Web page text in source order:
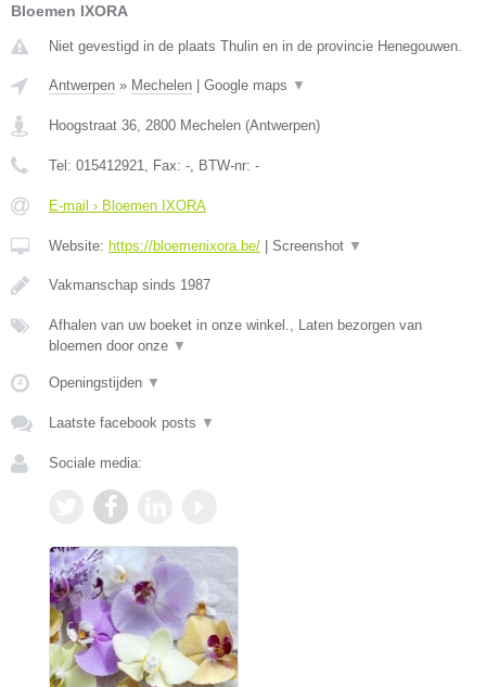
Bloemen IXORA
Niet gevestigd in de plaats Thulin en in de provincie Henegouwen.
Antwerpen » Mechelen Google maps ▼
Hoogstraat 36 2800 Mechelen (Antwerpen)
Tel: 015412921 , Fax: - , BTW-nr: -
E-mail › Bloemen IXORA
Website: https://bloemenixora.be/ Screenshot ▼
Vakmanschap sinds 1987
Afhalen van uw boeket in onze winkel., Laten bezorgen van
bloemen door onze ▼
Openingstijden ▼
Laatste facebook posts ▼
Sociale media: